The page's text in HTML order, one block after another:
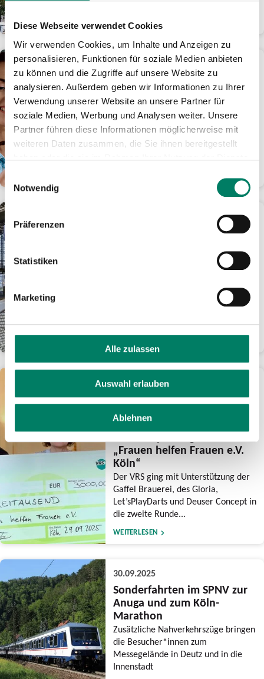
Diese Webseite verwendet Cookies
Wir verwenden Cookies, um Inhalte und Anzeigen zu
personalisieren, Funktionen für soziale Medien anbieten
zu können und die Zugriffe auf unsere Website zu
analysieren. Außerdem geben wir Informationen zu Ihrer
Verwendung unserer Website an unsere Partner für
soziale Medien, Werbung und Analysen weiter. Unsere
Partner führen diese Informationen möglicherweise mit
weiteren Daten zusammen, die Sie ihnen bereitgestellt
Einwilligungsauswahl
Notwendig
Präferenzen
Statistiken
Marketing
Alle zulassen
Auswahl erlauben
Ablehnen
Gesetz wäre laut...
WEITERLESEN
16.10.2025
An- und Abreise gratis: Mit
der VRS eezy.nrw-App zu
„Bonn leuchtet“
Bei Check-in oder Check-out an
verschiedenen Haltepunkten im
Stadtzentrum werden die Kosten
DB nimmt Ende November
Stellwerk für den Kölner
Inbetriebnahme der 2. Baustufe vom
Umfangreiche Fahrplanänderungen
im Fern- und Nahverkehr •...
30.09.2025
Comedienne Mirja
Regensburg unterstützt
auch in diesem Jahr mit
KöllePally-Preisgeld
„Frauen helfen Frauen e.V.
Köln“
Der VRS ging mit Unterstützung der
Gaffel Brauerei, des Gloria,
Let’sPlayDarts und Deuser Concept in
die zweite Runde...
WEITERLESEN
30.09.2025
Sonderfahrten im SPNV zur
Anuga und zum Köln-
Marathon
Zusätzliche Nahverkehrszüge bringen
die Besucher*innen zum
Messegelände in Deutz und in die
Innenstadt